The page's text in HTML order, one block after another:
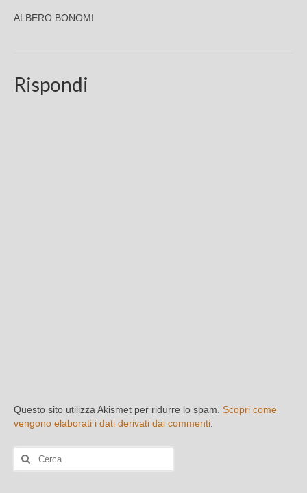
Chi sono
Contatti
ALBERO BONOMI
Rispondi
Questo sito utilizza Akismet per ridurre lo spam. Scopri come
vengono elaborati i dati derivati dai commenti
Cerca: